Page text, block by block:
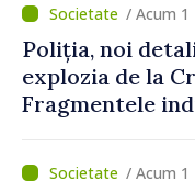
/ Acum 1
Poliția, noi
explozia de la
Fragmentele
rachetă”
/ Acum 1